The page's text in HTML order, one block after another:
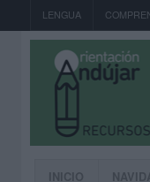
LENGUA
INICIO